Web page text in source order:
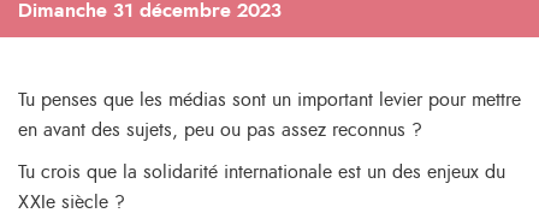
Dimanche 31 décembre 2023
Tu penses que les médias sont un important levier pour mettre
en avant des sujets, peu ou pas assez reconnus ?
Tu crois que la solidarité internationale est un des enjeux du
XXIe siècle ?